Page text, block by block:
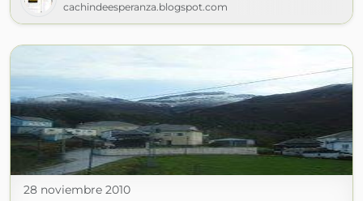
cachindeesperanza.blogspot.com
28 noviembre 2010